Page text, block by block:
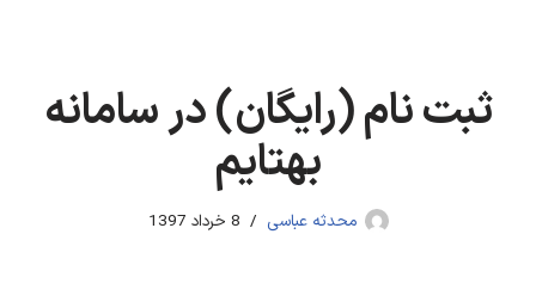
ثبت نام (رایگان) در سامانه
بهتایم
محدثه عباسی 8 خرداد 1397